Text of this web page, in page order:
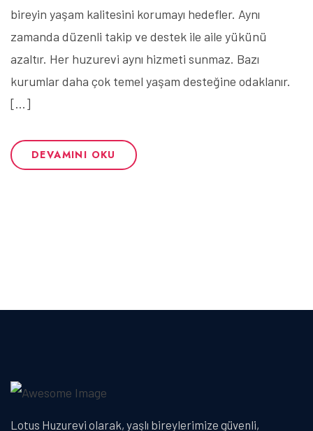
bireyin yaşam kalitesini korumayı hedefler. Aynı
zamanda düzenli takip ve destek ile aile yükünü
azaltır. Her huzurevi aynı hizmeti sunmaz. Bazı
kurumlar daha çok temel yaşam desteğine odaklanır.
[…]
DEVAMINI OKU
Lotus Huzurevi olarak, yaşlı bireylerimize güvenli,